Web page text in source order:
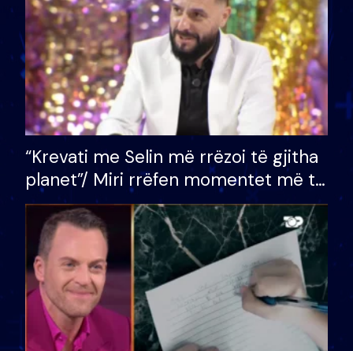
“Krevati me Selin më rrëzoi të gjitha
planet”/ Miri rrëfen momentet më të
bukura në shtëpinë e BB VIP: Do më
mungojë zilja e mëngjesit kur…